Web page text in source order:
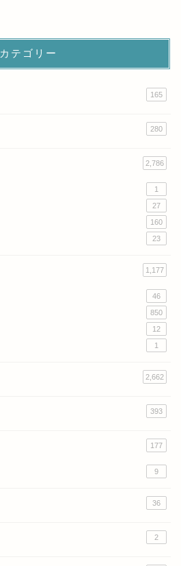
カテゴリー
165
280
2,786
1
27
160
23
1,177
46
850
12
1
2,662
393
177
9
36
2